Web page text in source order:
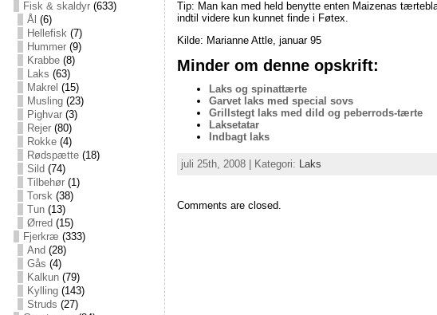
Fisk & skaldyr(633)
Ål (6)
Hellefisk(7)
Hummer(9)
Krabbe(8)
Laks (63)
Makrel (15)
Musling(23)
Pighvar(3)
Rejer(80)
Rokke(4)
Rødspætte(18)
Sild (74)
Tilbehør(1)
Torsk(38)
Tun(13)
Ørred (15)
Fjerkræ (333)
And (28)
Gås (4)
Kalkun(79)
Kylling(143)
Struds (27)
Tip: Man kan med held benytte enten Maizenas
indtil videre kun kunnet finde i Føtex.
Kilde: Marianne Attle, januar 95
Minder om denne opskrift:
Laks og spinattærte
Garvet laks med special sovs
Grillstegt laks med dild og peberrods-tærte
Laksetatar
Indbagt laks
juli 25th, 2008 | Kategori: Laks
Comments are closed.